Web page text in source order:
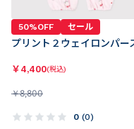
50%OFF セール
プリント２ウェイロンパー
￥ 4,400(税込)
￥8,800
0 (0)